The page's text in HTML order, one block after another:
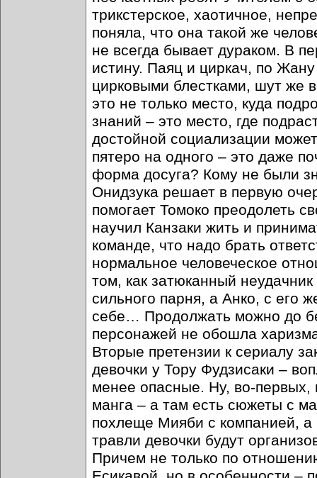
трикстерское, хаотичное,
поняла, что она такой же
не всегда бывает дураком. В
истину. Паяц и циркач, по
цирковыми блестками, шут же
это не только место, куда
знаний – это место, где
достойной социализации
пятеро на одного – это даже
форма досуга? Кому не были
Онидзука решает в первую
помогает Томоко преодолеть
научил Канзаки жить и
команде, что надо брать
нормальное человеческое
том, как затюканный
сильного парня, а Анко, с его
себе… Продолжать можно до
персонажей не обошла
Вторые претензии к сериалу
девочки у Тору Фудзисаки –
менее опасные. Ну, во-первых,
манга – а там есть сюжеты с
похлеще Мияби с компанией, а
травли девочки будут
Причем не только по